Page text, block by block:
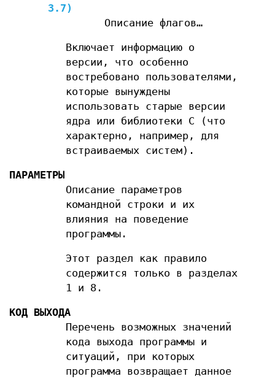
3.7)
Описание флагов…
Включает информацию о
версии, что особенно
востребовано пользователями,
которые вынуждены
использовать старые версии
ядра или библиотеки C (что
характерно, например, для
встраиваемых систем).
ПАРАМЕТРЫ
Описание параметров
командной строки и их
влияния на поведение
программы.
Этот раздел как правило
содержится только в разделах
1 и 8.
КОД ВЫХОДА
Перечень возможных значений
кода выхода программы и
ситуаций, при которых
программа возвращает данное